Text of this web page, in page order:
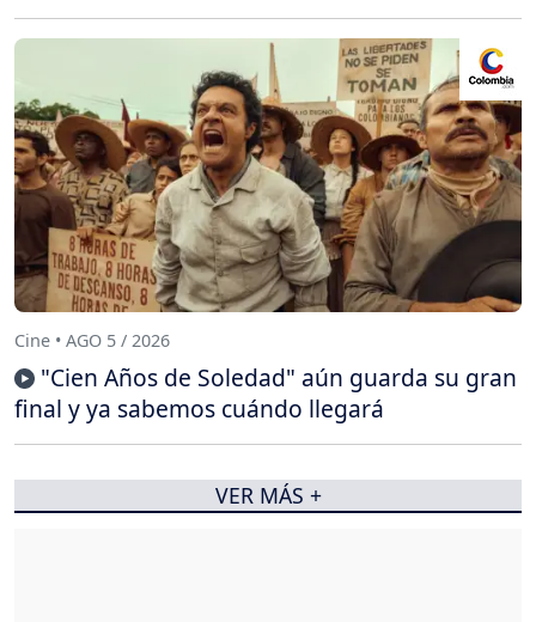
Cine • AGO 5 / 2026
"Cien Años de Soledad" aún guarda su gran
final y ya sabemos cuándo llegará
VER MÁS +